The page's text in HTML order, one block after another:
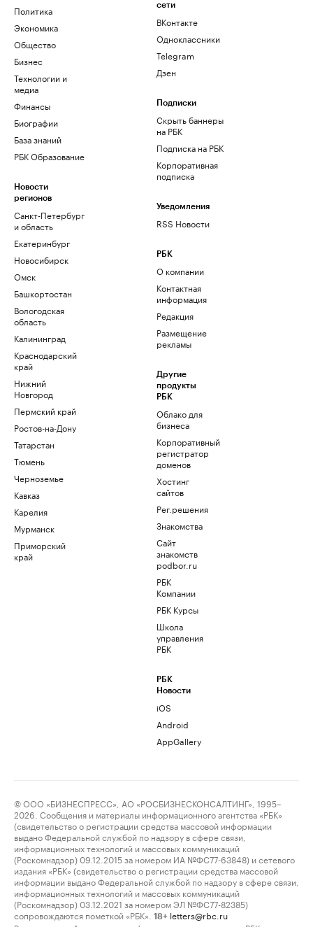
Политика
Экономика
Общество
Бизнес
Технологии и
медиа
Финансы
Биографии
База знаний
РБК Образование
Новости
регионов
Санкт-Петербург
и область
Екатеринбург
Новосибирск
Омск
Башкортостан
Вологодская
область
Калининград
Краснодарский
край
Нижний
Новгород
Пермский край
Ростов-на-Дону
Татарстан
Тюмень
Черноземье
Кавказ
Карелия
Мурманск
Приморский
край
сети
ВКонтакте
Одноклассники
Telegram
Дзен
Подписки
Скрыть баннеры
на РБК
Подписка на РБК
Корпоративная
подписка
Уведомления
RSS Новости
РБК
О компании
Контактная
информация
Редакция
Размещение
рекламы
Другие
продукты
РБК
Облако для
бизнеса
Корпоративный
регистратор
доменов
Хостинг
сайтов
Рег.решения
Знакомства
Сайт
знакомств
podbor.ru
РБК
Компании
РБК Курсы
Школа
управления
РБК
РБК
Новости
iOS
Android
AppGallery
© ООО «БИЗНЕСПРЕСС», АО «РОСБИЗНЕСКОНСАЛТИНГ», 1995–
2026. Сообщения и материалы информационного агентства «РБК»
(свидетельство о регистрации средства массовой информации
выдано Федеральной службой по надзору в сфере связи,
информационных технологий и массовых коммуникаций
(Роскомнадзор) 09.12.2015 за номером ИА №ФС77-63848) и сетевого
издания «РБК» (свидетельство о регистрации средства массовой
информации выдано Федеральной службой по надзору в сфере связи,
информационных технологий и массовых коммуникаций
(Роскомнадзор) 03.12.2021 за номером ЭЛ №ФС77-82385)
сопровождаются пометкой «РБК».
18+ letters@rbc.ru